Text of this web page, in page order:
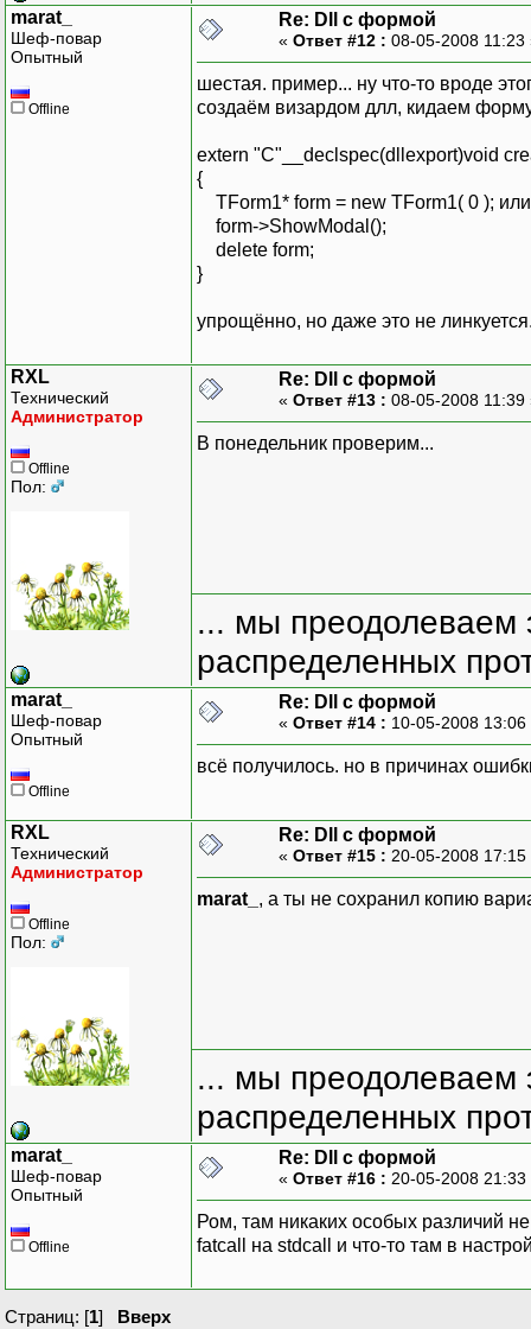
marat_
Шеф-повар
Опытный
Offline
Re: Dll с формой
« Ответ #12 : 08-05-2008
шестая. пример... ну что-то вроде
создаём визардом длл, кидаем
extern "C"__declspec(dllexport)void
{
TForm1* form = new TForm1( 0 );
form->ShowModal();
delete form;
}
упрощённо, но даже это не
RXL
Технический
Администратор
Offline
Пол:
Re: Dll с формой
« Ответ #13 : 08-05-2008
В понедельник проверим...
... мы преодолеваем
распределенных
marat_
Шеф-повар
Опытный
Offline
Re: Dll с формой
« Ответ #14 : 10-05-2008
всё получилось. но в причинах
RXL
Технический
Администратор
Offline
Пол:
Re: Dll с формой
« Ответ #15 : 20-05-2008
marat_ , а ты не сохранил копию
... мы преодолеваем
распределенных
marat_
Шеф-повар
Опытный
Offline
Re: Dll с формой
« Ответ #16 : 20-05-2008
Ром, там никаких особых различий
fatcall на stdcall и что-то там в
Страниц: [1] Вверх